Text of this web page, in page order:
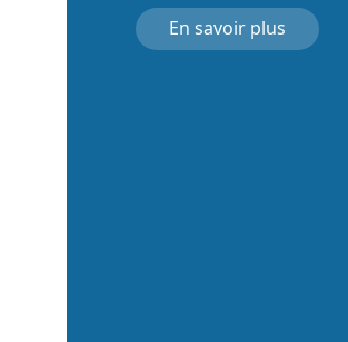
En savoir plus